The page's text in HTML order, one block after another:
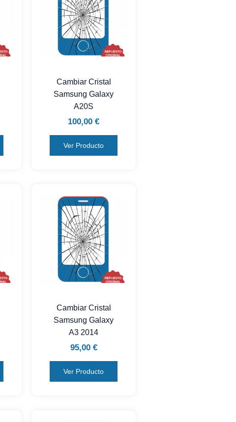
Cambiar Cristal
Samsung Galaxy
A20S
100,00 €
Ver Producto
Cambiar Cristal
Samsung Galaxy
A3 2014
95,00 €
Ver Producto